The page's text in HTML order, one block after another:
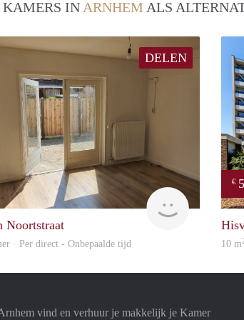
KAMERS IN ARNHEM ALS
DELEN
Noortstraat
· Per direct - Onbepaalde tijd
€
10 m
vind en verhuur je makkelijk je Kamer